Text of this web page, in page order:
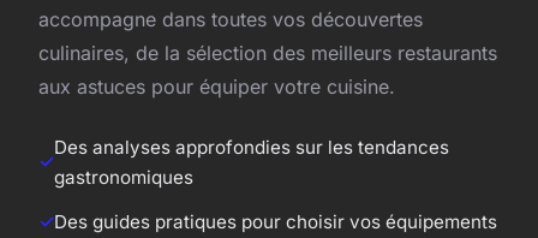
accompagne dans toutes vos découvertes
culinaires, de la sélection des meilleurs restaurants
aux astuces pour équiper votre cuisine.
Des analyses approfondies sur les tendances
gastronomiques
Des guides pratiques pour choisir vos équipements